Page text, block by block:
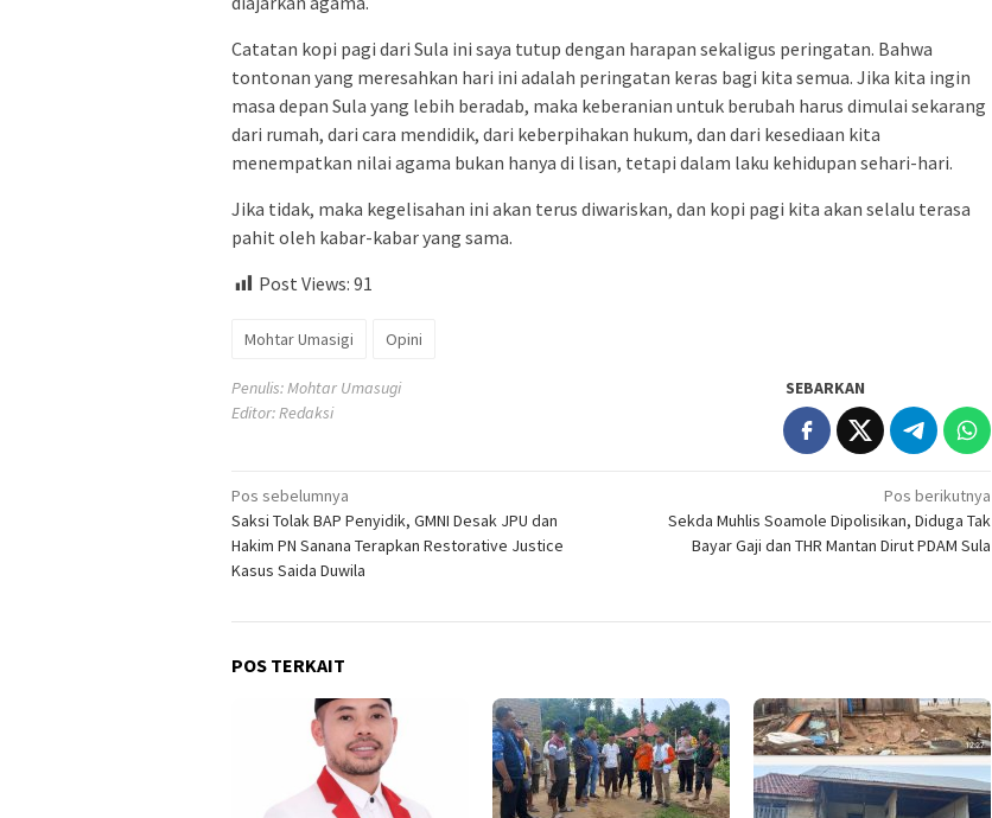
Catatan kopi pagi dari Sula ini saya tutup dengan harapan sekaligus peringatan. Bahwa
tontonan yang meresahkan hari ini adalah peringatan keras bagi kita semua. Jika kita ingin
masa depan Sula yang lebih beradab, maka keberanian untuk berubah harus dimulai sekarang
dari rumah, dari cara mendidik, dari keberpihakan hukum, dan dari kesediaan kita
menempatkan nilai agama bukan hanya di lisan, tetapi dalam laku kehidupan sehari-hari.
Jika tidak, maka kegelisahan ini akan terus diwariskan, dan kopi pagi kita akan selalu terasa
pahit oleh kabar-kabar yang sama.
Post Views: 91
Mohtar Umasigi Opini
Penulis: Mohtar Umasugi
Editor: Redaksi
SEBARKAN
Navigasi
pos
Pos sebelumnya
Saksi Tolak BAP Penyidik, GMNI Desak JPU dan
Hakim PN Sanana Terapkan Restorative Justice
Kasus Saida Duwila
Pos berikutnya
Sekda Muhlis Soamole Dipolisikan, Diduga Tak
Bayar Gaji dan THR Mantan Dirut PDAM Sula
POS TERKAIT